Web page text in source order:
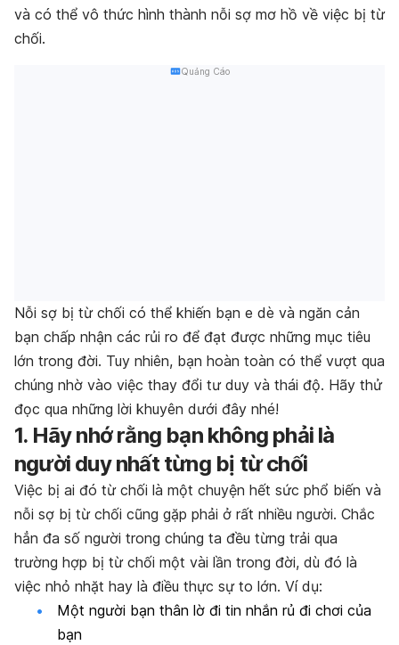
và có thể vô thức hình thành nỗi sợ mơ hồ về việc bị từ
chối.
Quảng Cáo
Nỗi sợ bị từ chối có thể khiến bạn e dè và ngăn cản
bạn chấp nhận các rủi ro để đạt được những mục tiêu
lớn trong đời. Tuy nhiên, bạn hoàn toàn có thể vượt qua
chúng nhờ vào việc thay đổi tư duy và thái độ. Hãy thử
đọc qua những lời khuyên dưới đây nhé!
1. Hãy nhớ rằng bạn không phải là
người duy nhất từng bị từ chối
Việc bị ai đó từ chối là một chuyện hết sức phổ biến và
nỗi sợ bị từ chối cũng gặp phải ở rất nhiều người. Chắc
hẳn đa số người trong chúng ta đều từng trải qua
trường hợp bị từ chối một vài lần trong đời, dù đó là
việc nhỏ nhặt hay là điều thực sự to lớn. Ví dụ:
Một người bạn thân lờ đi tin nhắn rủ đi chơi của
bạn